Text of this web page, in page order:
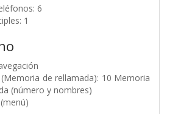
6
1
(Memoria de rellamada): 10 Memoria
(número y nombres)